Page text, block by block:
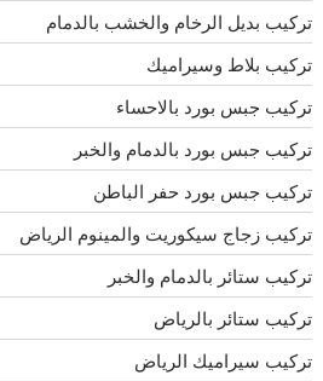
تركيب بديل الرخام والخشب بالدمام
تركيب بلاط وسيراميك
تركيب جبس بورد بالاحساء
تركيب جبس بورد بالدمام والخبر
تركيب جبس بورد حفر الباطن
تركيب زجاج سيكوريت والمينوم الرياض
تركيب ستائر بالدمام والخبر
تركيب ستائر بالرياض
تركيب سيراميك الرياض